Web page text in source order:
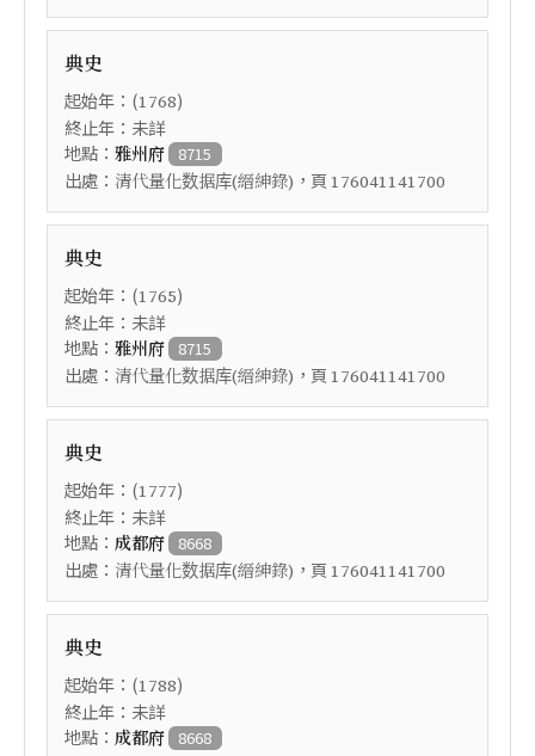
典史
起始年：(1768)
終止年：未詳
地點： 雅州府 8715
出處： 清代量化数据库(縉紳錄) ，頁 176041141700
典史
起始年：(1765)
終止年：未詳
地點： 雅州府 8715
出處： 清代量化数据库(縉紳錄) ，頁 176041141700
典史
起始年：(1777)
終止年：未詳
地點： 成都府 8668
出處： 清代量化数据库(縉紳錄) ，頁 176041141700
典史
起始年：(1788)
終止年：未詳
地點： 成都府 8668